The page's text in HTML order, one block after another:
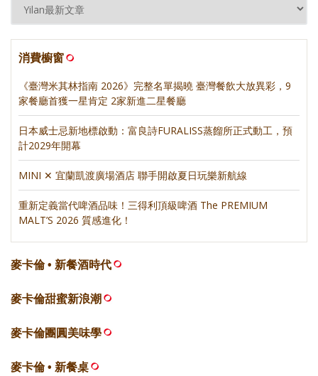
消費櫥窗
《臺灣米其林指南 2026》完整名單揭曉 臺灣餐飲大放異彩，9
家餐廳首獲一星肯定 2家新進二星餐廳
日本威士忌新地標啟動：富良詩FURALISS蒸餾所正式動工，預
計2029年開幕
MINI ✕ 宜蘭凱渡廣場酒店 聯手開啟夏日玩樂新航線
重新定義當代啤酒品味！三得利頂級啤酒 The PREMIUM
MALT’S 2026 質感進化！
麥卡倫 • 新餐酒時代
麥卡倫甜蜜新浪潮
麥卡倫團圓美味學
麥卡倫 • 新餐桌